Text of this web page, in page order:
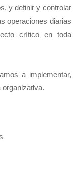
y definir y controlar
operaciones diarias
crítico en toda
a implementar,
organizativa.